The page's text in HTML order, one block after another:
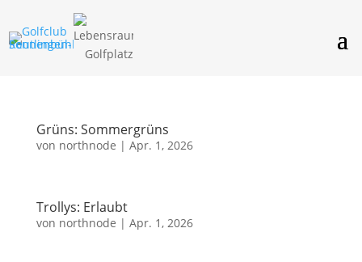
Grüns: Sommergrüns
von northnode | Apr. 1, 2026
Trollys: Erlaubt
von northnode | Apr. 1, 2026